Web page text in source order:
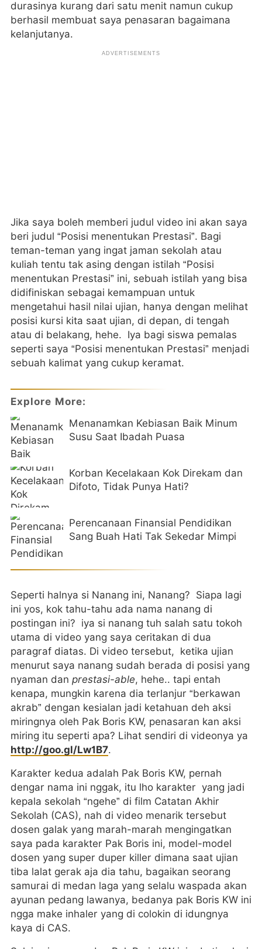
durasinya kurang dari satu menit namun cukup
berhasil membuat saya penasaran bagaimana
kelanjutanya.
Jika saya boleh memberi judul video ini akan saya
beri judul “Posisi menentukan Prestasi”. Bagi
teman-teman yang ingat jaman sekolah atau
kuliah tentu tak asing dengan istilah “Posisi
menentukan Prestasi” ini, sebuah istilah yang bisa
didifiniskan sebagai kemampuan untuk
mengetahui hasil nilai ujian, hanya dengan melihat
posisi kursi kita saat ujian, di depan, di tengah
atau di belakang, hehe. Iya bagi siswa pemalas
seperti saya “Posisi menentukan Prestasi” menjadi
sebuah kalimat yang cukup keramat.
Explore More:
Menanamkan Kebiasan Baik Minum
Susu Saat Ibadah Puasa
Korban Kecelakaan Kok Direkam dan
Difoto, Tidak Punya Hati?
Perencanaan Finansial Pendidikan
Sang Buah Hati Tak Sekedar Mimpi
Seperti halnya si Nanang ini, Nanang? Siapa lagi
ini yos, kok tahu-tahu ada nama nanang di
postingan ini? iya si nanang tuh salah satu tokoh
utama di video yang saya ceritakan di dua
paragraf diatas. Di video tersebut, ketika ujian
menurut saya nanang sudah berada di posisi yang
nyaman dan prestasi-able, hehe.. tapi entah
kenapa, mungkin karena dia terlanjur “berkawan
akrab” dengan kesialan jadi ketahuan deh aksi
miringnya oleh Pak Boris KW, penasaran kan aksi
miring itu seperti apa? Lihat sendiri di videonya ya
http://goo.gl/Lw1B7.
Karakter kedua adalah Pak Boris KW, pernah
dengar nama ini nggak, itu lho karakter yang jadi
kepala sekolah “ngehe” di film Catatan Akhir
Sekolah (CAS), nah di video menarik tersebut
dosen galak yang marah-marah mengingatkan
saya pada karakter Pak Boris ini, model-model
dosen yang super duper killer dimana saat ujian
tiba lalat gerak aja dia tahu, bagaikan seorang
samurai di medan laga yang selalu waspada akan
ayunan pedang lawanya, bedanya pak Boris KW ini
ngga make inhaler yang di colokin di idungnya
kaya di CAS.